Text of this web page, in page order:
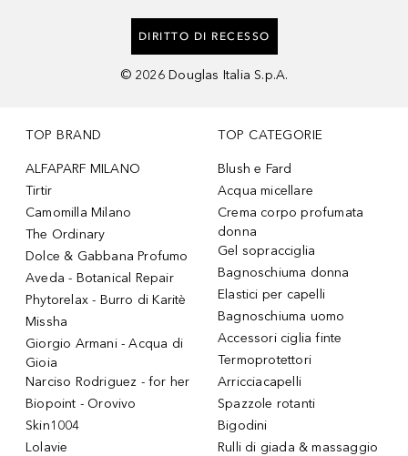
DIRITTO DI RECESSO
© 2026 Douglas Italia S.p.A.
TOP BRAND
ALFAPARF MILANO
Tirtir
Camomilla Milano
The Ordinary
Dolce & Gabbana Profumo
Aveda - Botanical Repair
Phytorelax - Burro di Karitè
Missha
Giorgio Armani - Acqua di
Gioia
Narciso Rodriguez - for her
Biopoint - Orovivo
Skin1004
Lolavie
TOP CATEGORIE
Blush e Fard
Acqua micellare
Crema corpo profumata
donna
Gel sopracciglia
Bagnoschiuma donna
Elastici per capelli
Bagnoschiuma uomo
Accessori ciglia finte
Termoprotettori
Arricciacapelli
Spazzole rotanti
Bigodini
Rulli di giada & massaggio